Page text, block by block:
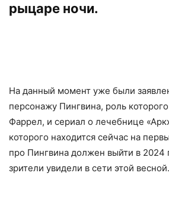
рыцаре ночи.
На данный момент уже были
персонажу Пингвина, роль
Фаррел, и сериал о лечебнице
которого находится сейчас на
про Пингвина должен выйти в 2024
зрители увидели в сети этой весной.